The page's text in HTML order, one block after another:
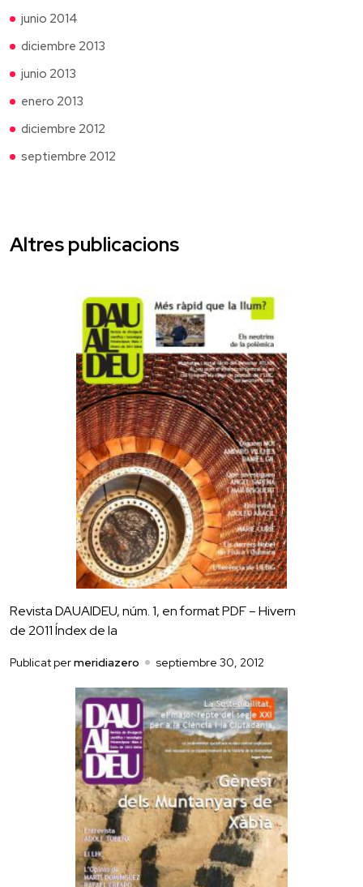
junio 2014
diciembre 2013
junio 2013
enero 2013
diciembre 2012
septiembre 2012
Altres publicacions
Revista DAUAlDEU, núm. 1, en format PDF – Hivern
de 2011 Índex de la
Publicat permeridiazero septiembre 30, 2012